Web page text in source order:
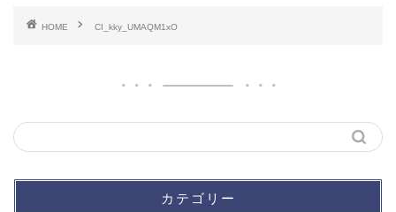
HOME CI_kky_UMAQM1xO
カテゴリー